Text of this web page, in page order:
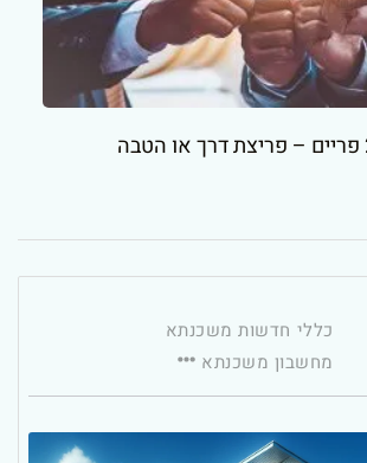
מתווה ה2/3 פריים – פריצת דרך או הטבה
כללי חדשות משכנתא
מחשבון משכנתא